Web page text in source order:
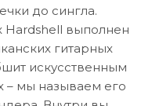
до сингла.
Hardshell выполнен
гитарных
искусственным
– мы называем его